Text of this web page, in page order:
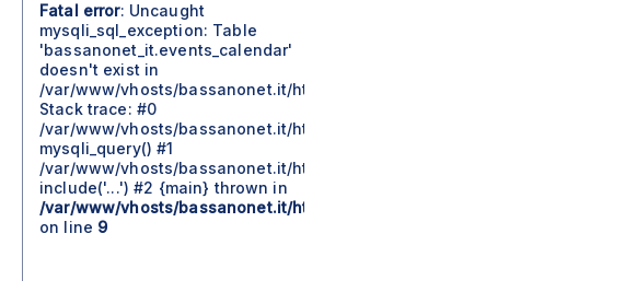
Fatal error: Uncaught
mysqli_sql_exception: Table
'bassanonet_it.events_calendar'
doesn't exist in
/var/www/vhosts/bassanonet.it/httpdocs/include/moduli/box_agenda.php:9
Stack trace: #0
/var/www/vhosts/bassanonet.it/httpdocs/include/moduli/box_agenda.php(9):
mysqli_query() #1
/var/www/vhosts/bassanonet.it/httpdocs/agenda.php(57):
include('...') #2 {main} thrown in
/var/www/vhosts/bassanonet.it/httpdocs/include/moduli/box_agenda.php
on line 9